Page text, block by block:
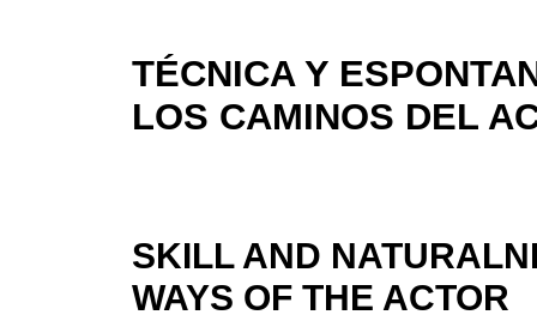
TÉCNICA Y
LOS CAMINOS DEL
SKILL AND
WAYS OF THE ACTOR